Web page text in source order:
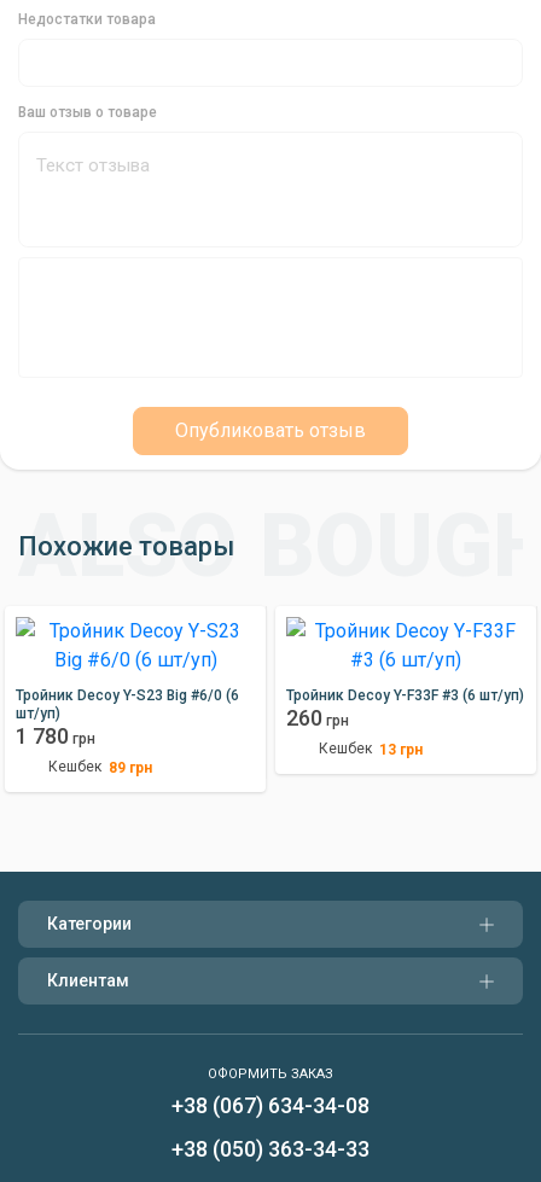
Страна производитель: Япония.
Decoy Y-F33R #6: Ваш Выбор для Успешной
Недостатки товара
Ваш отзыв о товаре
Опубликовать отзыв
Похожие товары
Тройник Decoy Y-S23 Big #6/0 (6
шт/уп)
1 780 грн
Кешбек 89 грн
Тройник Decoy Y-F33F #3 (6 шт/уп)
260 грн
Кешбек 13 грн
Категории
Клиентам
ОФОРМИТЬ ЗАКАЗ
+38 (067) 634-34-08
+38 (050) 363-34-33